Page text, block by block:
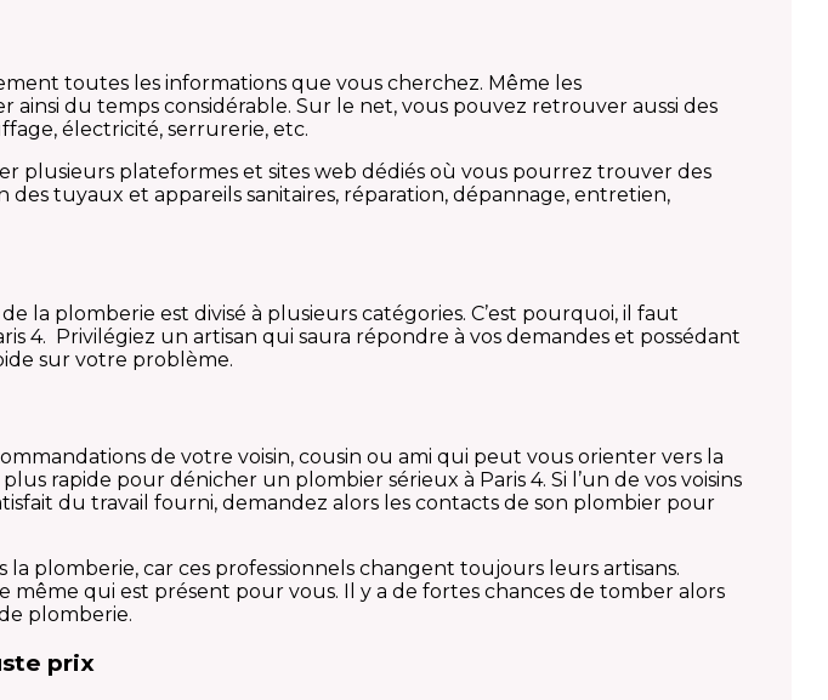
toutes les informations que vous cherchez. Même les
du temps considérable. Sur le net, vous pouvez retrouver aussi des
électricité, serrurerie, etc.
plusieurs plateformes et sites web dédiés où vous pourrez trouver des
des tuyaux et appareils sanitaires, réparation, dépannage, entretien,
la plomberie est divisé à plusieurs catégories. C’est pourquoi, il faut
4. Privilégiez un artisan qui saura répondre à vos demandes et possédant
sur votre problème.
de votre voisin, cousin ou ami qui peut vous orienter vers la
rapide pour dénicher un plombier sérieux à Paris 4. Si l’un de vos voisins
du travail fourni, demandez alors les contacts de son plombier pour
la plomberie, car ces professionnels changent toujours leurs artisans.
même qui est présent pour vous. Il y a de fortes chances de tomber alors
plomberie.
prix